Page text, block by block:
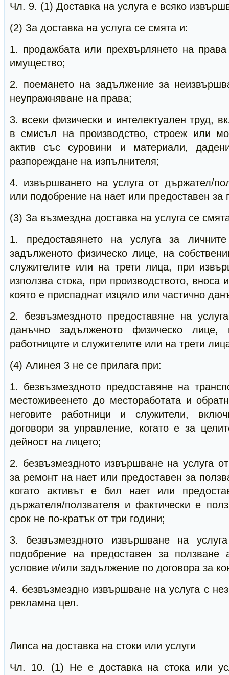
Чл. 9. (1) Доставка на услуга е всяко
(2) За доставка на услуга се смята и:
1. продажбата или прехвърлянето на
имущество;
2. поемането на задължение за
неупражняване на права;
3. всеки физически и интелектуален труд,
в смисъл на производство, строеж или
актив със суровини и материали,
разпореждане на изпълнителя;
4. извършването на услуга от държател/
или подобрение на нает или предоставен за
(3) За възмездна доставка на услуга се
1. предоставянето на услуга за
задълженото физическо лице, на
служителите или на трети лица, при
използва стока, при производството, вноса
която е приспаднат изцяло или частично
2. безвъзмездното предоставяне на
данъчно задълженото физическо лице,
работниците и служителите или на трети
(4) Алинея 3 не се прилага при:
1. безвъзмездното предоставяне на
местоживеенето до местоработата и
неговите работници и служители,
договори за управление, когато е за
дейност на лицето;
2. безвъзмездното извършване на услуга
за ремонт на нает или предоставен за
когато активът е бил нает или
държателя/ползвателя и фактически е
срок не по-кратък от три години;
3. безвъзмездното извършване на
подобрение на предоставен за ползване
условие и/или задължение по договора за
4. безвъзмездно извършване на услуга с
рекламна цел.
Липса на доставка на стоки или услуги
Чл. 10. (1) Не е доставка на стока или